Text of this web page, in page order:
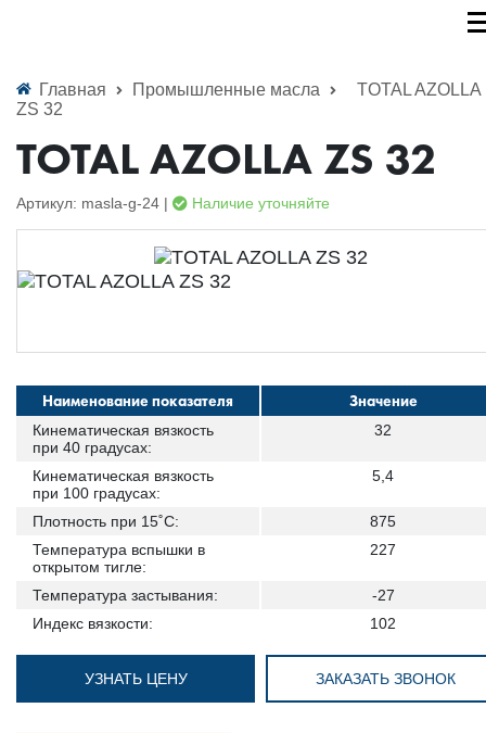
Главная Промышленные масла
TOTAL AZOLLA
ZS 32
TOTAL AZOLLA ZS 32
Артикул: masla-g-24 | Наличие уточняйте
Наименование показателя Значение
Кинематическая вязкость
при 40 градусах:
32
Кинематическая вязкость
при 100 градусах:
5,4
Плотность при 15˚С:
875
Температура вспышки в
открытом тигле:
227
Температура застывания:
-27
Индекс вязкости:
102
УЗНАТЬ ЦЕНУ ЗАКАЗАТЬ ЗВОНОК